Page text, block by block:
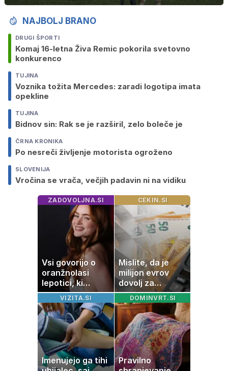
NAJBOLJ BRANO
DRUGI ŠPORTI
Komaj 16-letna Živa Remic pokorila svetovno
konkurenco
TUJINA
Voznika tožita Mercedes: zaradi logotipa imata
opekline
TUJINA
Bidnov sin: Rak se je razširil, zelo boleče je
ČRNA KRONIKA
Po nesreči življenje motorista ogroženo
SLOVENIJA
Vročina se vrača, večjih padavin ni na vidiku
ZADOVOLJNA.SI
Vsi govorijo o
oranžnolasi
lepotici, ki
navdušuje s
skrivnostno
vlogo
CEKIN.SI
Mislite, da je
milijon evrov
dovolj za
sanjsko
stanovanje? Te
številke so
šokirale Evropo
VIZITA.SI
Imenujejo ga tihi
DOMINVRT.SI
Pravilno